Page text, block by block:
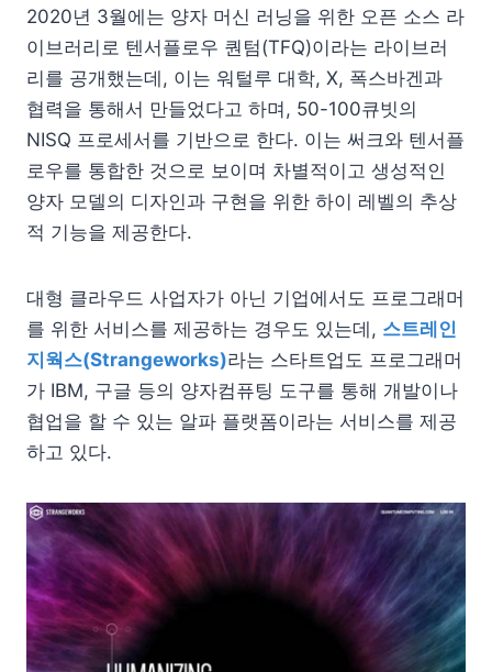
2020년 3월에는 양자 머신 러닝을 위한 오픈 소스 라
이브러리로 텐서플로우 퀀텀(TFQ)이라는 라이브러
리를 공개했는데, 이는 워털루 대학, X, 폭스바겐과
협력을 통해서 만들었다고 하며, 50-100큐빗의
NISQ 프로세서를 기반으로 한다. 이는 써크와 텐서플
로우를 통합한 것으로 보이며 차별적이고 생성적인
양자 모델의 디자인과 구현을 위한 하이 레벨의 추상
적 기능을 제공한다.
대형 클라우드 사업자가 아닌 기업에서도 프로그래머
를 위한 서비스를 제공하는 경우도 있는데, 스트레인
지웍스(Strangeworks)라는 스타트업도 프로그래머
가 IBM, 구글 등의 양자컴퓨팅 도구를 통해 개발이나
협업을 할 수 있는 알파 플랫폼이라는 서비스를 제공
하고 있다.